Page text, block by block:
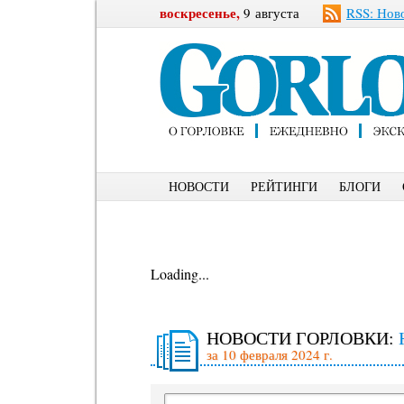
воскресенье, 9 августа RSS:
НОВОСТИ РЕЙТИНГИ БЛОГИ
Loading...
НОВОСТИ ГОРЛОВКИ:
за 10 февраля 2024 г.